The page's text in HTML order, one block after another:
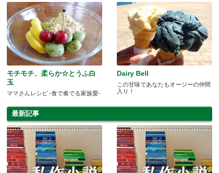
モチモチ、柔らか☆とうふ白
玉
ママさんレシピ -食で奏でる家族愛-
Dairy Bell
この甘味であなたもオージーの仲間
入り！
最新記事